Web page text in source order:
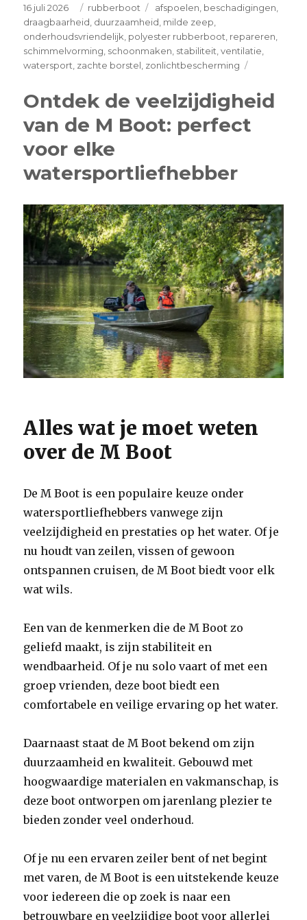
Posted
on
16 juli 2026 Categories
rubberboot Tags
afspoelen beschadigingen
draagbaarheid duurzaamheid milde zeep
onderhoudsvriendelijk polyester rubberboot repareren
schimmelvorming schoonmaken stabiliteit ,ventilatie
watersport zachte borstel zonlichtbescherming
de
voordelen
Ontdek de veelzijdigheid
van de M Boot: perfect
voor elke
watersportliefhebber
Alles wat je moet weten
over de M Boot
De M Boot is een populaire keuze onder
watersportliefhebbers vanwege zijn
veelzijdigheid en prestaties op het water. Of je
nu houdt van zeilen, vissen of gewoon
ontspannen cruisen, de M Boot biedt voor elk
wat wils.
Een van de kenmerken die de M Boot zo
geliefd maakt, is zijn stabiliteit en
wendbaarheid. Of je nu solo vaart of met een
groep vrienden, deze boot biedt een
comfortabele en veilige ervaring op het water.
Daarnaast staat de M Boot bekend om zijn
duurzaamheid en kwaliteit. Gebouwd met
hoogwaardige materialen en vakmanschap, is
deze boot ontworpen om jarenlang plezier te
bieden zonder veel onderhoud.
Of je nu een ervaren zeiler bent of net begint
met varen, de M Boot is een uitstekende keuze
voor iedereen die op zoek is naar een
betrouwbare en veelzijdige boot voor allerlei